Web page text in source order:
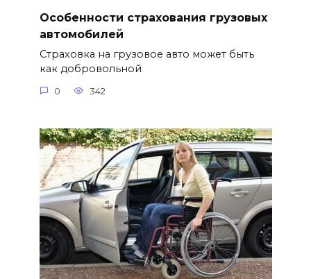
Особенности страхования грузовых
автомобилей
Страховка на грузовое авто может быть
как добровольной
0 342